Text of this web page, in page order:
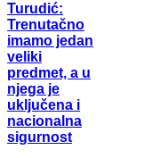
Turudić:
Trenutačno
imamo jedan
veliki
predmet, a u
njega je
uključena i
nacionalna
sigurnost